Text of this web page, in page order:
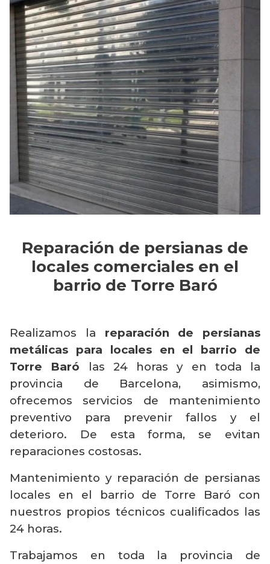
Reparación de persianas de
locales comerciales en el
barrio de Torre Baró
Realizamos la reparación de persianas
metálicas para locales en el barrio de
Torre Baró las 24 horas y en toda la
provincia de Barcelona, asimismo,
ofrecemos servicios de mantenimiento
preventivo para prevenir fallos y el
deterioro. De esta forma, se evitan
reparaciones costosas.
Mantenimiento y reparación de persianas
locales en el barrio de Torre Baró con
nuestros propios técnicos cualificados las
24 horas.
Trabajamos en toda la provincia de